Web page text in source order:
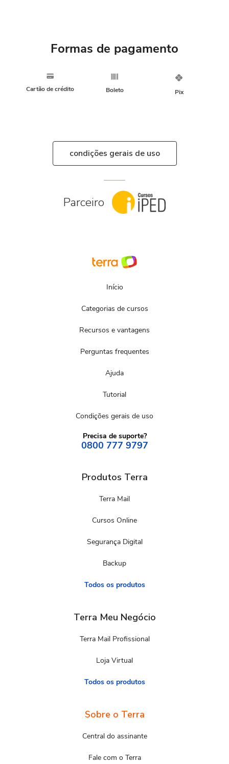
Formas de pagamento
Cartão de crédito Boleto Pix
condições gerais de uso
Parceiro
Início
Categorias de cursos
Recursos e vantagens
Perguntas frequentes
Ajuda
Tutorial
Condições gerais de uso
Precisa de suporte?
0800 777 9797
Produtos Terra
Terra Mail
Cursos Online
Segurança Digital
Backup
Todos os produtos
Terra Meu Negócio
Terra Mail Profissional
Loja Virtual
Todos os produtos
Sobre o Terra
Central do assinante
Fale com o Terra